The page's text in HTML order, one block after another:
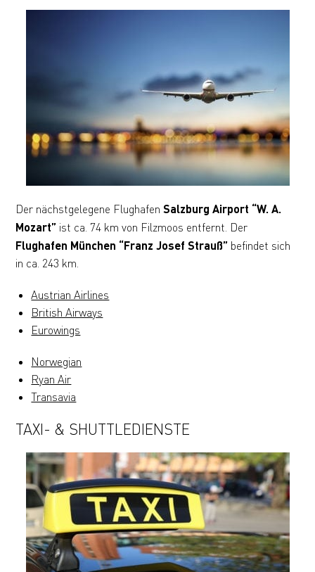
Der nächstgelegene FlughafenSalzburg Airport “W. A.
Mozart” ist ca. 74 km von Filzmoos entfernt. Der
Flughafen München “Franz Josef Strauß” befindet sich
in ca. 243 km.
Austrian Airlines
British Airways
Eurowings
Norwegian
Ryan Air
Transavia
TAXI- & SHUTTLEDIENSTE